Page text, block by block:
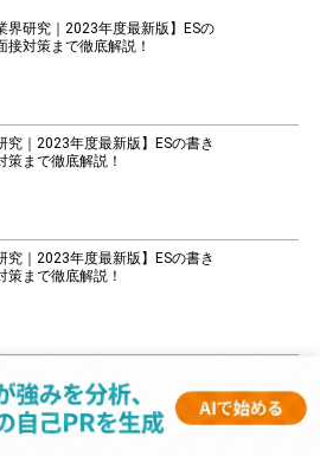
界研究｜2023年度最新版】ESの
接対策まで徹底解説！
究｜2023年度最新版】ESの書き
策まで徹底解説！
究｜2023年度最新版】ESの書き
策まで徹底解説！
策まで徹底解説！